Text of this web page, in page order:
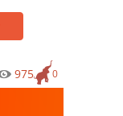
0
975